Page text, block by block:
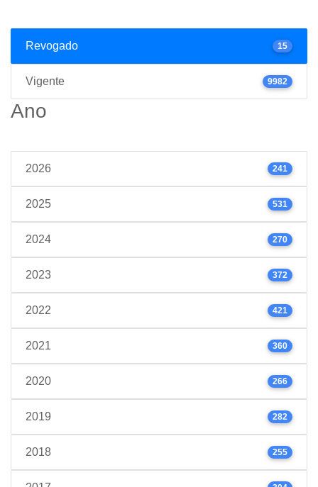
Revogado 15
Vigente 9982
Ano
2026 241
2025 531
2024 270
2023 372
2022 421
2021 360
2020 266
2019 282
2018 255